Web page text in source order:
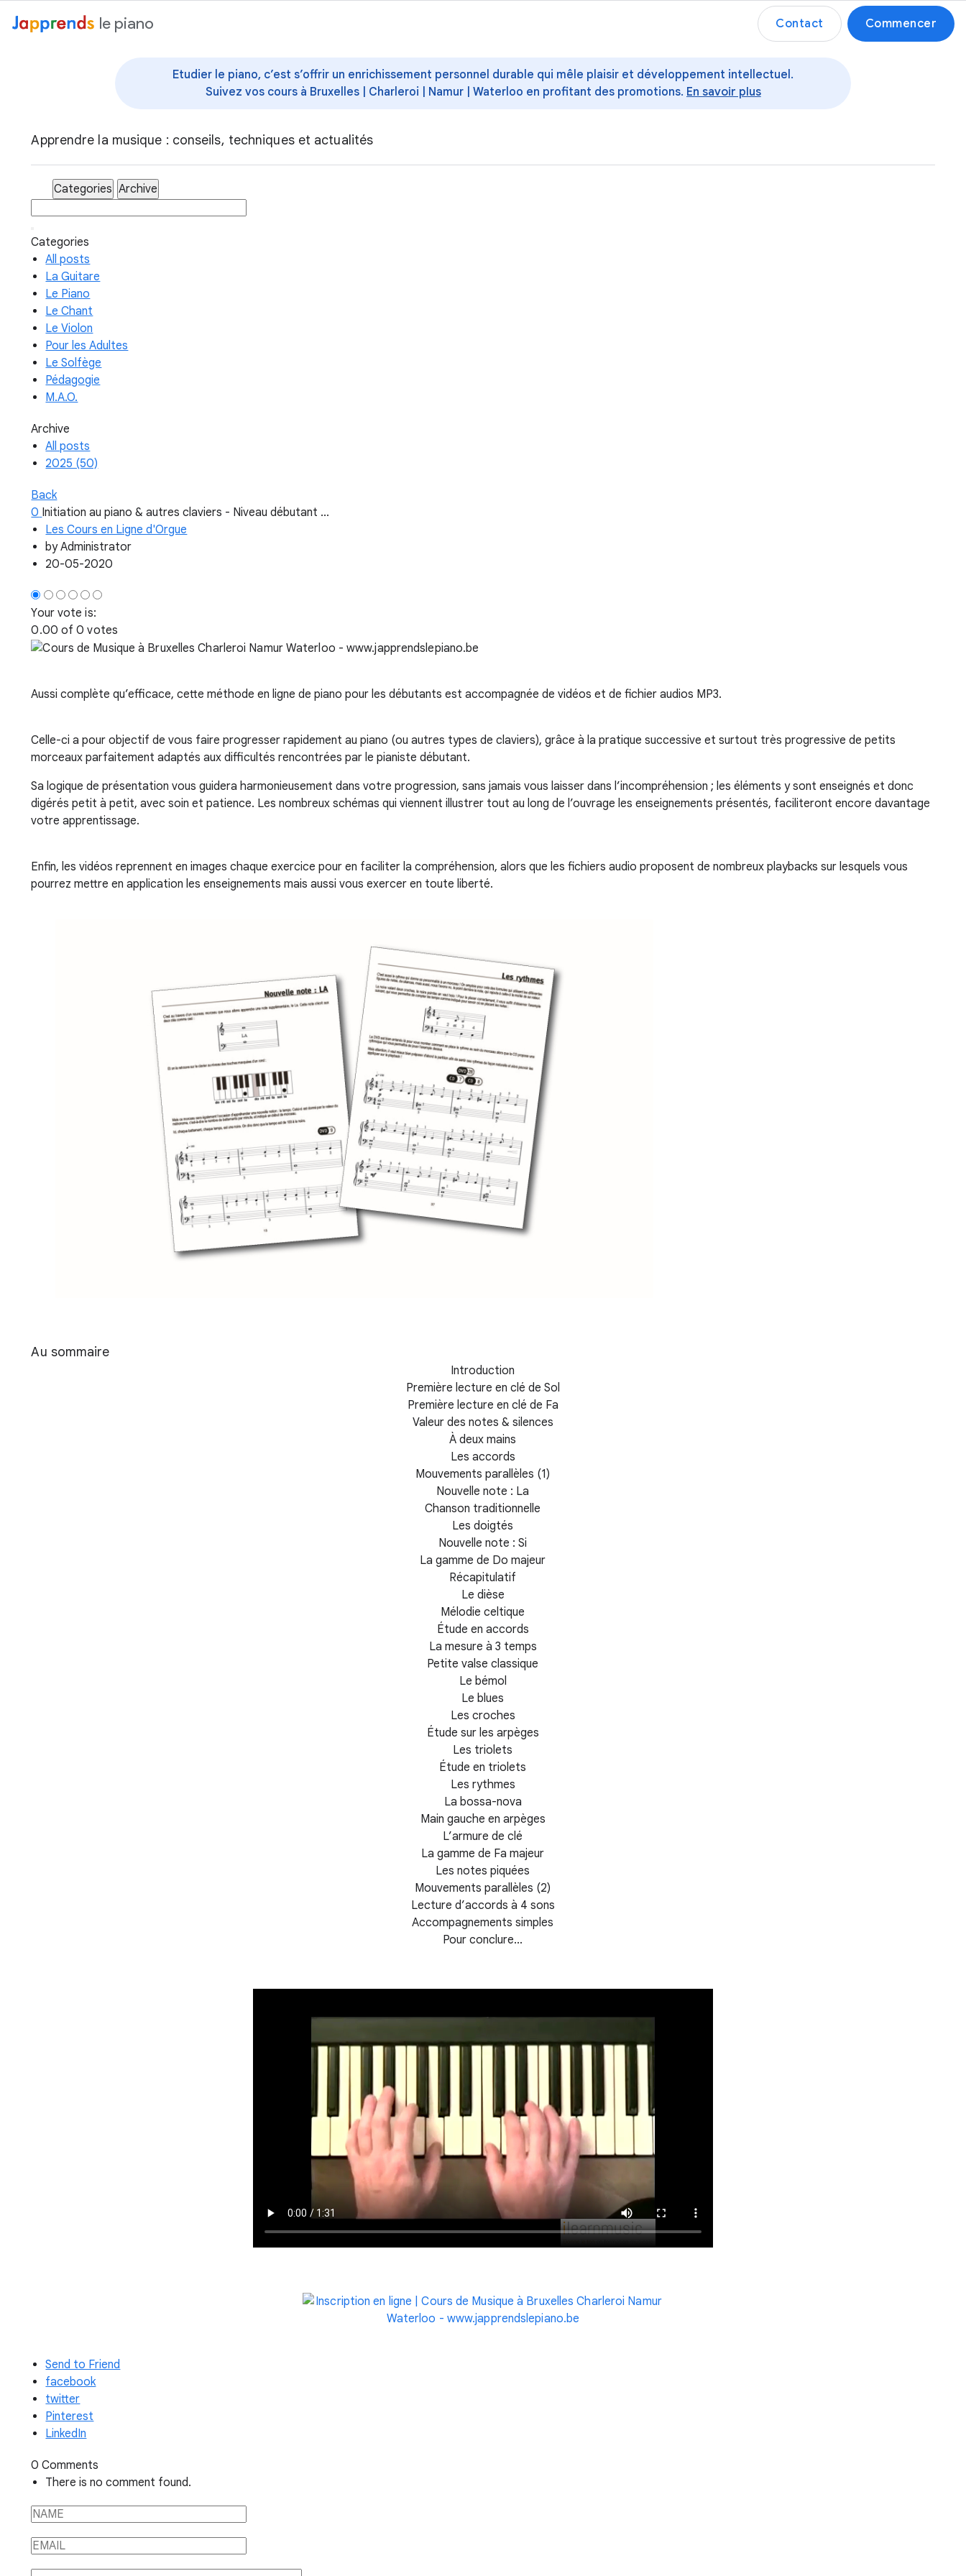
contenu le piano Contact Commencer
Etudier le piano, c’est s’offrir un enrichissement personnel durable qui mêle plaisir et développement intellectuel.
Suivez vos cours à Bruxelles | Charleroi | Namur | Waterloo en profitant des promotions. En savoir plus
Apprendre la musique : conseils, techniques et actualités
Categories Archive
Categories
All posts
La Guitare
Le Piano
Le Chant
Le Violon
Pour les Adultes
Le Solfège
Pédagogie
M.A.O.
Archive
All posts
2025 (50)
Back
0 Initiation au piano & autres claviers - Niveau débutant ...
Les Cours en Ligne d'Orgue
byAdministrator
20-05-2020
Your vote is:
0.00 of 0 votes
Aussi complète qu’efficace, cette méthode en ligne de piano pour les débutants est accompagnée de vidéos et de fichier audios MP3.
Celle-ci a pour objectif de vous faire progresser rapidement au piano (ou autres types de claviers), grâce à la pratique successive et surtout très progressive de petits
morceaux parfaitement adaptés aux difficultés rencontrées par le pianiste débutant.
Sa logique de présentation vous guidera harmonieusement dans votre progression, sans jamais vous laisser dans l’incompréhension ; les éléments y sont enseignés et donc
digérés petit à petit, avec soin et patience. Les nombreux schémas qui viennent illustrer tout au long de l’ouvrage les enseignements présentés, faciliteront encore davantage
votre apprentissage.
Enfin, les vidéos reprennent en images chaque exercice pour en faciliter la compréhension, alors que les fichiers audio proposent de nombreux playbacks sur lesquels vous
pourrez mettre en application les enseignements mais aussi vous exercer en toute liberté.
Au sommaire
Introduction
Première lecture en clé de Sol
Première lecture en clé de Fa
Valeur des notes & silences
À deux mains
Les accords
Mouvements parallèles (1)
Nouvelle note : La
Chanson traditionnelle
Les doigtés
Nouvelle note : Si
La gamme de Do majeur
Récapitulatif
Le dièse
Mélodie celtique
Étude en accords
La mesure à 3 temps
Petite valse classique
Le bémol
Le blues
Les croches
Étude sur les arpèges
Les triolets
Étude en triolets
Les rythmes
La bossa-nova
Main gauche en arpèges
L’armure de clé
La gamme de Fa majeur
Les notes piquées
Mouvements parallèles (2)
Lecture d’accords à 4 sons
Accompagnements simples
Pour conclure...
Send to Friend
facebook
twitter
Pinterest
LinkedIn
0 Comments
There is no comment found.